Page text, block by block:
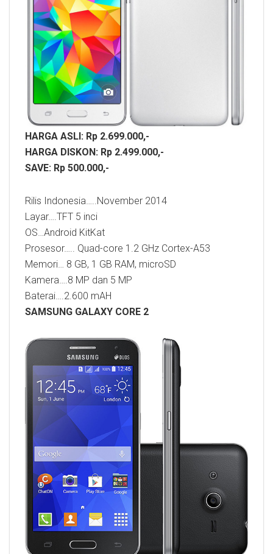
HARGA ASLI: Rp 2.699.000,-
HARGA DISKON: Rp 2.499.000,-
SAVE: Rp 500.000,-
Rilis Indonesia…..November 2014
Layar….TFT 5 inci
OS…Android KitKat
Prosesor….. Quad-core 1.2 GHz Cortex-A53
Memori… 8 GB, 1 GB RAM, microSD
Kamera….8 MP dan 5 MP
Baterai….2.600 mAH
SAMSUNG GALAXY CORE 2